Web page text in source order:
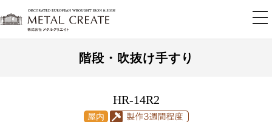
階段・吹抜け手すり
HR-14R2